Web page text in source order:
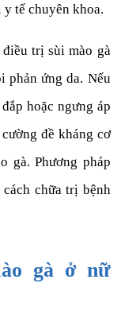
tế chuyên khoa.
trị sùi mào gà
phản ứng da. Nếu
hoặc ngưng áp
đề kháng cơ
gà. Phương pháp
chữa trị bệnh
gà ở nữ